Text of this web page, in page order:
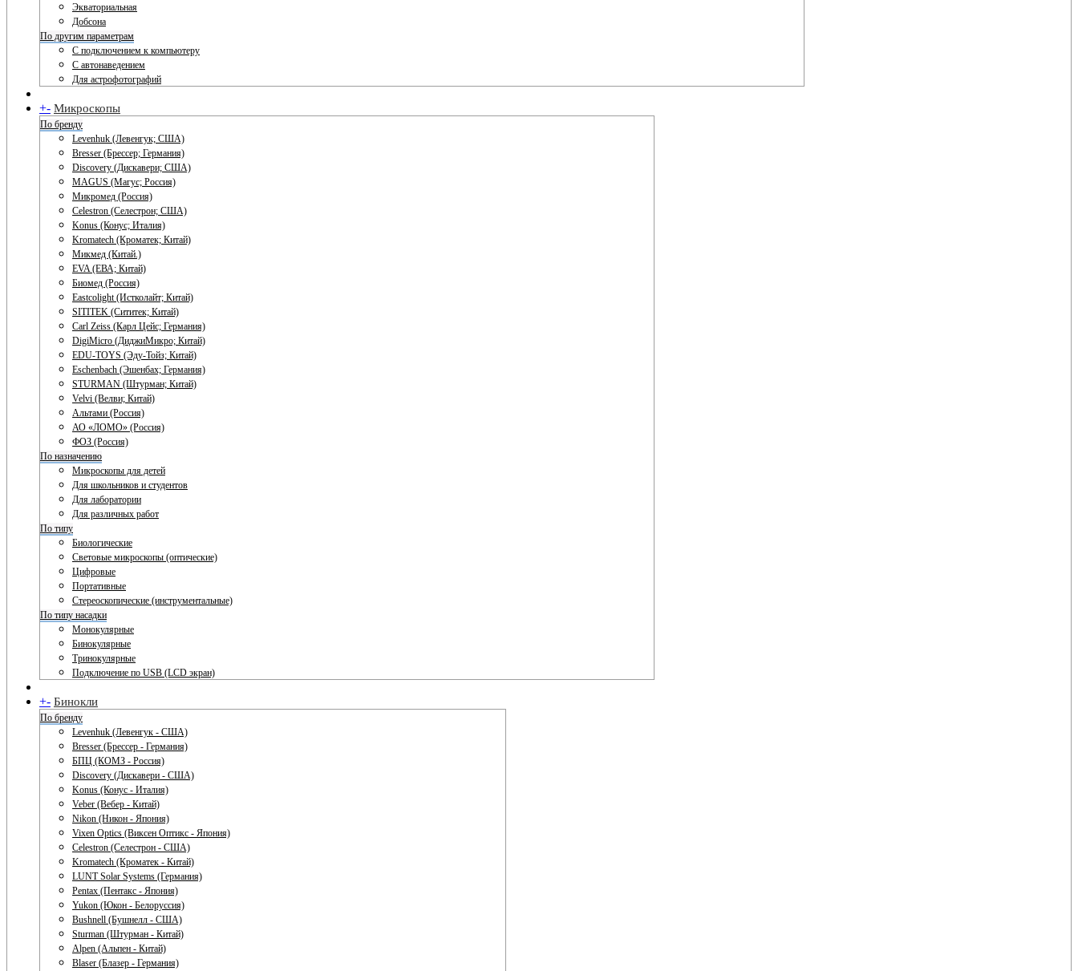
Экваториальная
Добсона
По другим параметрам
С подключением к компьютеру
С автонаведением
Для астрофотографий
+- Микроскопы
По бренду
Levenhuk (Левенгук; США)
Bresser (Брессер; Германия)
Discovery (Дискавери; США)
MAGUS (Магус; Россия)
Микромед (Россия)
Celestron (Селестрон; США)
Konus (Конус; Италия)
Kromatech (Кроматек; Китай)
Микмед (Китай.)
EVA (ЕВА; Китай)
Биомед (Россия)
Eastcolight (Истколайт; Китай)
SITITEK (Сититек; Китай)
Carl Zeiss (Карл Цейс; Германия)
DigiMicro (ДиджиМикро; Китай)
EDU-TOYS (Эду-Тойз; Китай)
Eschenbach (Эшенбах; Германия)
STURMAN (Штурман; Китай)
Velvi (Велви; Китай)
Альтами (Россия)
АО «ЛОМО» (Россия)
ФОЗ (Россия)
По назначению
Микроскопы для детей
Для школьников и студентов
Для лаборатории
Для различных работ
По типу
Биологические
Световые микроскопы (оптические)
Цифровые
Портативные
Стереоскопические (инструментальные)
По типу насадки
Монокулярные
Бинокулярные
Тринокулярные
Подключение по USB (LCD экран)
+- Бинокли
По бренду
Levenhuk (Левенгук - США)
Bresser (Брессер - Германия)
БПЦ (КОМЗ - Россия)
Discovery (Дискавери - США)
Konus (Конус - Италия)
Veber (Вебер - Китай)
Nikon (Никон - Япония)
Vixen Optics (Виксен Оптикс - Япония)
Celestron (Селестрон - США)
Kromatech (Кроматек - Китай)
LUNT Solar Systems (Германия)
Pentax (Пентакс - Япония)
Yukon (Юкон - Белоруссия)
Bushnell (Бушнелл - США)
Sturman (Штурман - Китай)
Alpen (Альпен - Китай)
Blaser (Блазер - Германия)